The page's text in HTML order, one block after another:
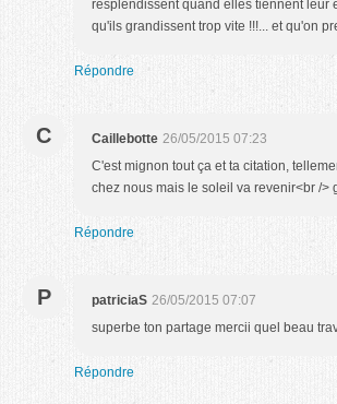
resplendissent quand elles tiennent leur
qu'ils grandissent trop vite !!!... et qu'on
Répondre
C Caillebotte 26/05/2015 07:23
C'est mignon tout ça et ta citation,
chez nous mais le soleil va revenir<br />
Répondre
P patriciaS 26/05/2015 07:07
superbe ton partage mercii quel beau
Répondre